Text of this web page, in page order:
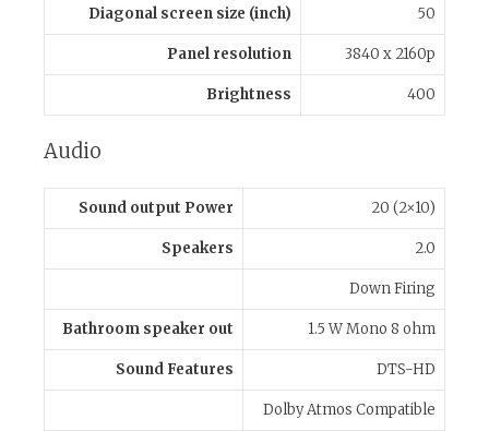
Diagonal screen size (inch) 50
Panel resolution 3840 x 2160p
Brightness 400
Audio
Sound output Power 20 (2×10)
Speakers 2.0
Down Firing
Bathroom speaker out 1.5 W Mono 8 ohm
Sound Features DTS-HD
Dolby Atmos Compatible